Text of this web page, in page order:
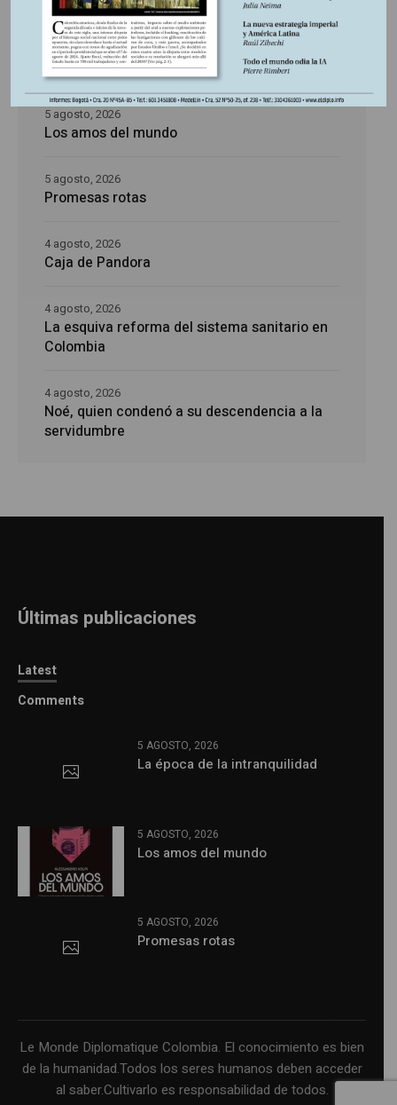
La época de la intranquilidad
5 agosto, 2026
Los amos del mundo
5 agosto, 2026
Promesas rotas
5 agosto, 2026
Caja de Pandora
4 agosto, 2026
La esquiva reforma del sistema sanitario en
Colombia
4 agosto, 2026
Noé, quien condenó a su descendencia a la
servidumbre
4 agosto, 2026
Últimas publicaciones
Latest
Comments
5 AGOSTO, 2026
La época de la intranquilidad
5 AGOSTO, 2026
Los amos del mundo
5 AGOSTO, 2026
Promesas rotas
Le Monde Diplomatique Colombia. El conocimiento es bien
de la humanidad.Todos los seres humanos deben acceder
al saber.Cultivarlo es responsabilidad de todos.